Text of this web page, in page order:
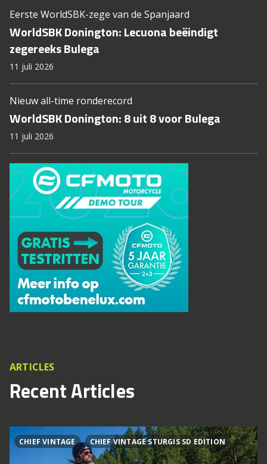
Eerste WorldSBK-zege van de Spanjaard
WorldSBK Donington: Lecuona beëindigt
zegereeks Bulega
11 juli 2026
Nieuw all-time ronderecord
WorldSBK Donington: 8 uit 8 voor Bulega
11 juli 2026
ARTICLES
Recent Articles
CHIEF VINTAGE CHIEF VINTAGE STURGIS SD EDITION